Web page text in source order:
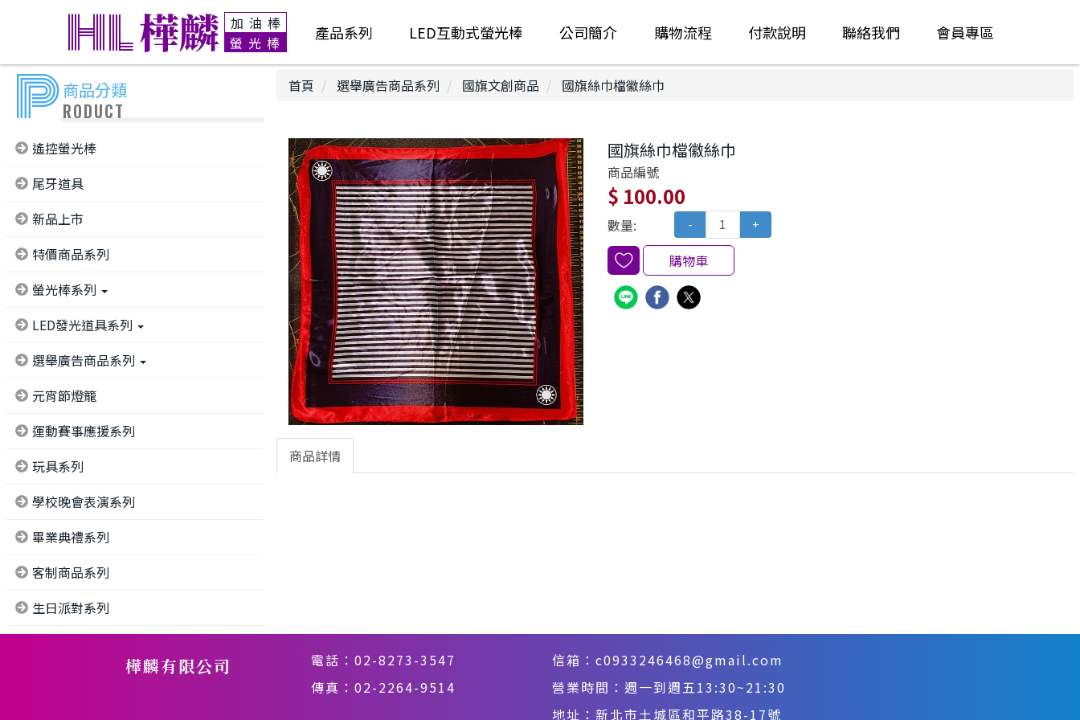
HL樺麟 加油棒
螢光棒
產品系列 LED互動式螢光棒 公司簡介 購物流程 付款說明 聯絡我們 會員專區
商品分類
PRODUCT
遙控螢光棒
尾牙道具
新品上市
特價商品系列
螢光棒系列
LED發光道具系列
選舉廣告商品系列
元宵節燈籠
運動賽事應援系列
玩具系列
學校晚會表演系列
畢業典禮系列
客制商品系列
生日派對系列
首頁 選舉廣告商品系列 國旗文創商品 國旗絲巾檔徽絲巾
國旗絲巾檔徽絲巾
商品編號
$ 100.00
數量: - +
購物車
商品詳情
樺麟有限公司 電話： 02-8273-3547
傳真：02-2264-9514
信箱： c0933246468@gmail.com
營業時間：週一到週五13:30~21:30
地址： 新北市土城區和平路38-17號